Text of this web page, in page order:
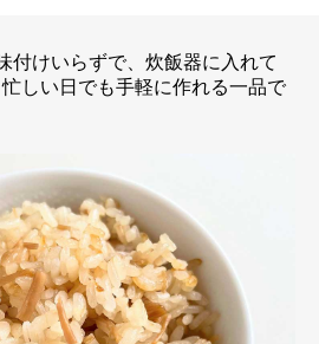
付けいらずで、炊飯器に入れて
しい日でも手軽に作れる一品で